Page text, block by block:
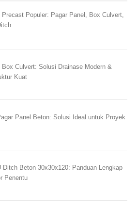
Precast Populer: Pagar Panel, Box Culvert,
Box Culvert: Solusi Drainase Modern &
Kuat
Panel Beton: Solusi Ideal untuk Proyek
Ditch Beton 30x30x120: Panduan Lengkap
Penentu